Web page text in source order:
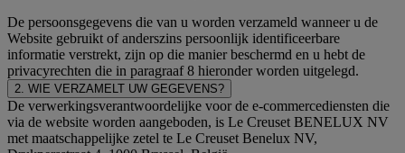
De persoonsgegevens die van u worden verzameld wanneer u de
Website gebruikt of anderszins persoonlijk identificeerbare
informatie verstrekt, zijn op die manier beschermd en u hebt de
privacyrechten die in paragraaf 8 hieronder worden uitgelegd.
2. WIE VERZAMELT UW GEGEVENS?
De verwerkingsverantwoordelijke voor de e-commercediensten die
via de website worden aangeboden, is Le Creuset BENELUX NV
met maatschappelijke zetel te Le Creuset Benelux NV,